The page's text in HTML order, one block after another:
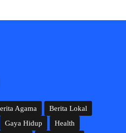
Agama
Berita Lokal
Gaya Hidup
Health